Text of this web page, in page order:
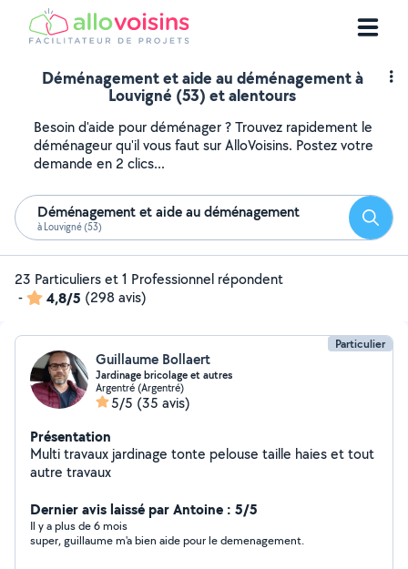
Déménagement et aide au déménagement à
Louvigné (53) et alentours
Besoin d'aide pour déménager ? Trouvez rapidement le
déménageur qu'il vous faut sur AlloVoisins. Postez votre
demande en 2 clics...
Déménagement et aide au déménagement
à Louvigné (53)
23 Particuliers et 1 Professionnel répondent
-
4,8/5 (298 avis)
Particulier
Guillaume Bollaert
Jardinage bricolage et autres
Argentré (Argentré)
5/5 (35 avis)
Présentation
Multi travaux jardinage tonte pelouse taille haies et tout
autre travaux
Dernier avis laissé par Antoine : 5/5
Il y a plus de 6 mois
super, guillaume m'a bien aide pour le demenagement.